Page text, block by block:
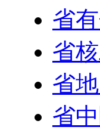
省
省
省
省